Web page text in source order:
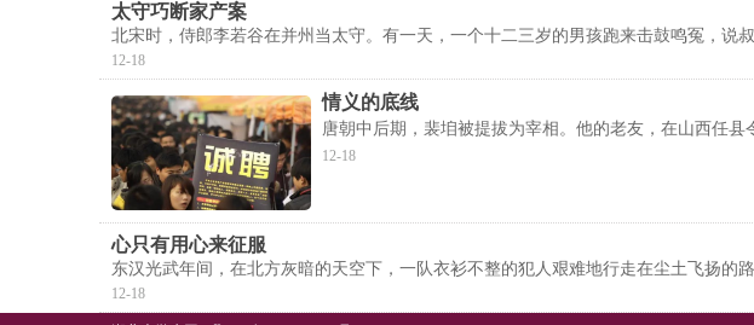
太守巧断家产案
北宋时，侍郎李若谷在并州当太守。有一天，一个十二三岁的男孩跑来击鼓鸣冤，说
12-18
情义的底线
唐朝中后期，裴垍被提拔为宰相。他的老友，在山西任
12-18
心只有用心来征服
东汉光武年间，在北方灰暗的天空下，一队衣衫不整的犯人艰难地行走在尘土飞扬的路
12-18